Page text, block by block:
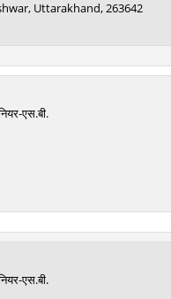
Uttarakhand, 263642
एस.बी.
एस.बी.